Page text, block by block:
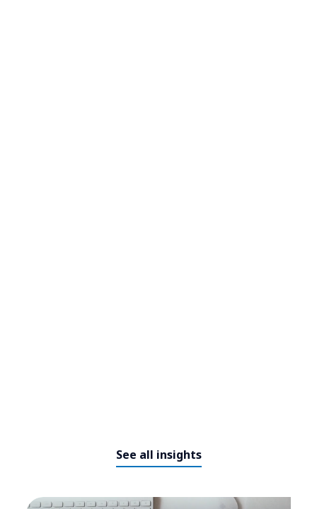
parceria estratégica para
sustentável da IA e dos data
See all insights